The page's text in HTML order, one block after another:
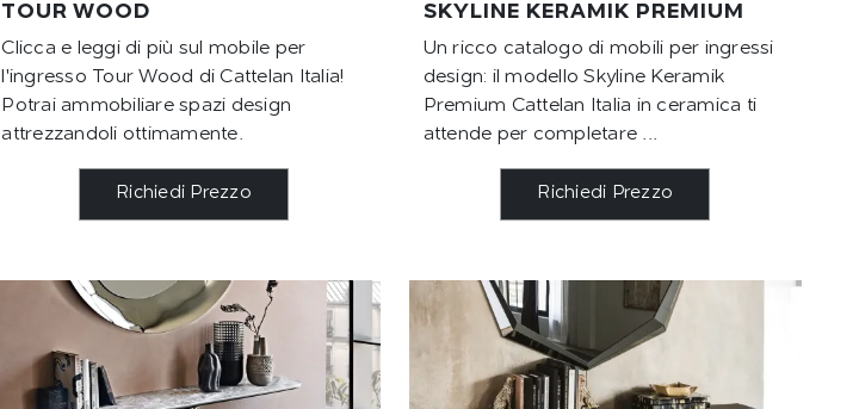
TOUR WOOD
Clicca e leggi di più sul mobile per
l'ingresso Tour Wood di Cattelan Italia!
Potrai ammobiliare spazi design
attrezzandoli ottimamente.
Richiedi Prezzo
SKYLINE KERAMIK PREMIUM
Un ricco catalogo di mobili per ingressi
design: il modello Skyline Keramik
Premium Cattelan Italia in ceramica ti
attende per completare ...
Richiedi Prezzo